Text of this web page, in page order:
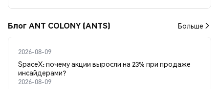
Блог ANT COLONY (ANTS) Больше
2026-08-09
SpaceX: почему акции выросли на 23% при продаже
инсайдерами?
2026-08-09